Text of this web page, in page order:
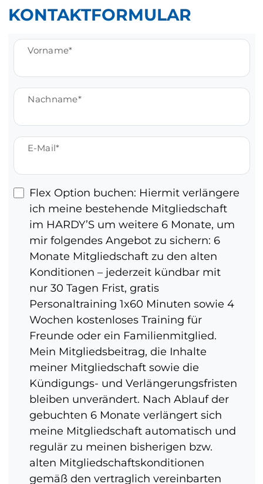
KONTAKTFORMULAR
Vorname
Nachname
E-Mail
Flex Option buchen: Hiermit verlängere
ich meine bestehende Mitgliedschaft
im HARDY’S um weitere 6 Monate, um
mir folgendes Angebot zu sichern: 6
Monate Mitgliedschaft zu den alten
Konditionen – jederzeit kündbar mit
nur 30 Tagen Frist, gratis
Personaltraining 1x60 Minuten sowie 4
Wochen kostenloses Training für
Freunde oder ein Familienmitglied.
Mein Mitgliedsbeitrag, die Inhalte
meiner Mitgliedschaft sowie die
Kündigungs- und Verlängerungsfristen
bleiben unverändert. Nach Ablauf der
gebuchten 6 Monate verlängert sich
meine Mitgliedschaft automatisch und
regulär zu meinen bisherigen bzw.
alten Mitgliedschaftskonditionen
gemäß den vertraglich vereinbarten